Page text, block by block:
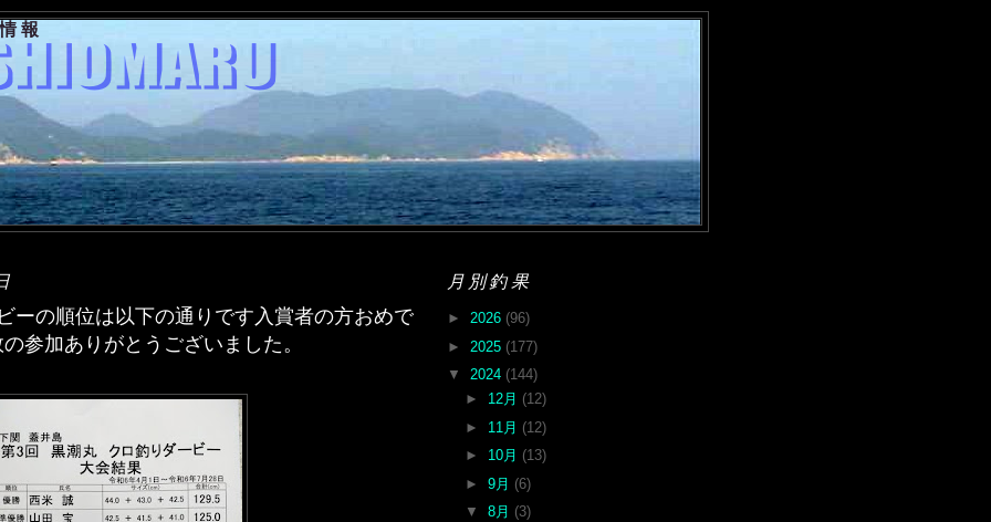
報
の順位は以下の通りです入賞者の方おめで
参加ありがとうございました。
月別釣果
► 2026 (96)
► 2025 (177)
▼ 2024 (144)
► 12月 (12)
► 11月 (12)
► 10月 (13)
► 9月 (6)
▼ 8月 (3)